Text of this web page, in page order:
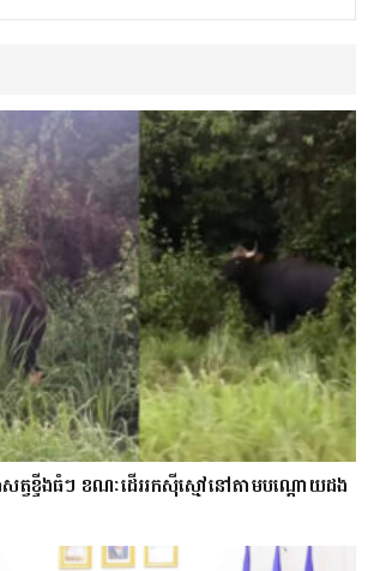
សត្វខ្ទីងធំៗ ខណៈ​ដើររកស៊ីស្មៅនៅតាមបណ្តោយ​ដង